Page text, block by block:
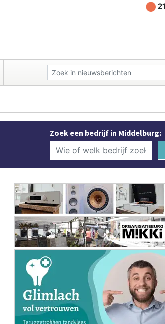
Zoek een bedrijf in Middelburg: